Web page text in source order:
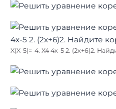
X(X-5)=-4. Х4 4х-5 2. (2х+6)2.